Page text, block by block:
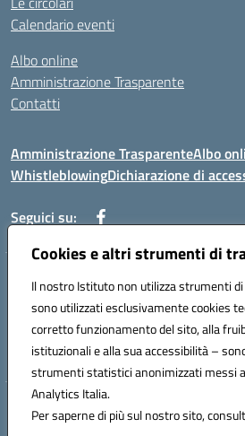
Cookies e altri strumenti di
Il nostro Istituto non utilizza strumenti
sono utilizzati esclusivamente cookies
corretto funzionamento del sito, alla
istituzionali e alla sua accessibilità –
strumenti statistici anonimizzati messi
Analytics Italia.
Per saperne di più sul nostro sito,
Calendario eventi
Albo online
Amministrazione Trasparente
Contatti
Amministrazione TrasparenteAlbo
WhistleblowingDichiarazione di
Seguici su:
Telefono: 0881814875
Mail: fgic86100g@istruzione.it PEC:
Codice univoco ufficio: UF0Y26 Codice IPA:
Codice meccanografico: FGIC86100G
Codice fiscale: 80030630711
Hosting & Powered by 3D
Concept & Design by